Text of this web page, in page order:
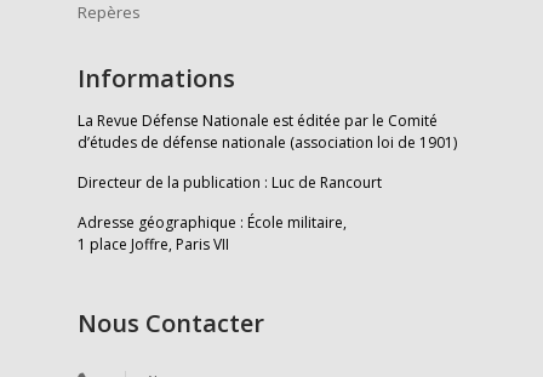
Repères
Informations
La Revue Défense Nationale est éditée par le Comité
d’études de défense nationale (association loi de 1901)
Directeur de la publication : Luc de Rancourt
Adresse géographique : École militaire,
1 place Joffre, Paris VII
Nous Contacter